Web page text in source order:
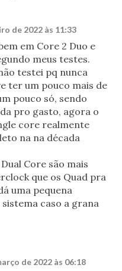
de 2022 às 11:33
em Core 2 Duo e
meus testes.
testei pq nunca
ter um pouco mais de
pouco só, sendo
pro gasto, agora o
core realmente
na na década
Core são mais
que os Quad pra
uma pequena
caso a grana
de 2022 às 06:18